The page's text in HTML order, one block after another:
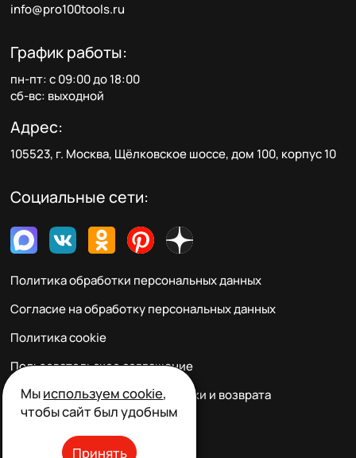
info@pro100tools.ru
График работы:
пн-пт: с 09:00 до 18:00
сб-вс: выходной
Адрес:
105523, г. Москва, Щёлковское шоссе, дом 100, корпус 10
Социальные сети:
Политика обработки персональных данных
Согласие на обработку персональных данных
Политика cookie
Пользовательское соглашение
Правила заказа, оплаты, доставки и возврата
Реквизиты и контакты
Мыиспользуем cookie,
чтобы сайт был удобным
Принять